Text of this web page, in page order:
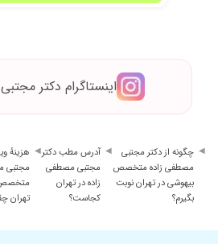
اینستاگرام دکتر
چگونه از دکتر مجتبی
مصطفی زاده متخصص
بیهوشی در تهران نوبت
بگیرم؟
آدرس مطب دکتر
مجتبی مصطفی
زاده در تهران
کجاست؟
هزینهٔ
مجتبی
متخصص
تهران